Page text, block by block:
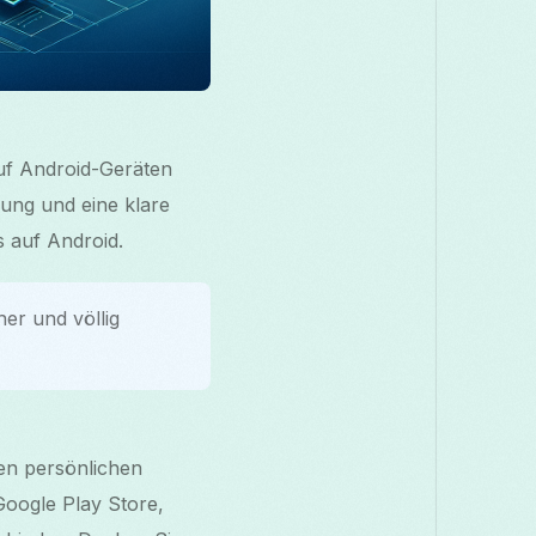
Android-Geräten
und eine klare
auf Android.
und völlig
persönlichen
Play Store,